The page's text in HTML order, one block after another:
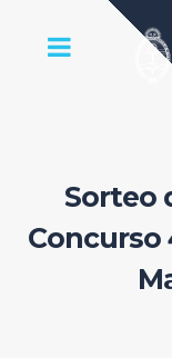
Sorteo
Concurso